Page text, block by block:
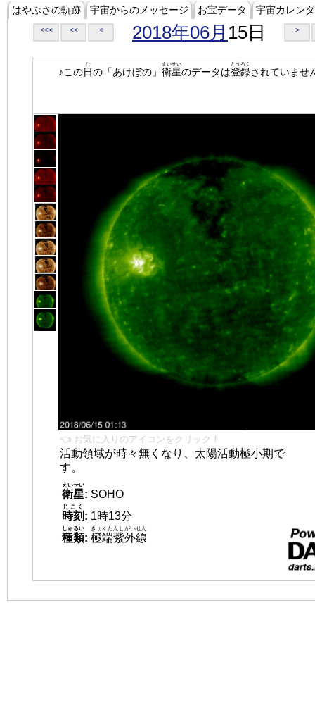
はやぶさの軌跡 宇宙からのメッセージ お宝データ 宇宙カレン
<<< << < 2018年06月 15日 >
♪この日
ひ
の「あけぼの」 衛星
えいせい
のデータは登録
とうろく
されていませ
👈 お気に入りのアイコンをクリック！
活動領域が時々無くなり、太陽活動極小期で
す。
衛星
えいせい
: SOHO
時刻
じこく
: 1時13分
種類
しゅるい
: 極端紫外線
きょくたんしがいせん